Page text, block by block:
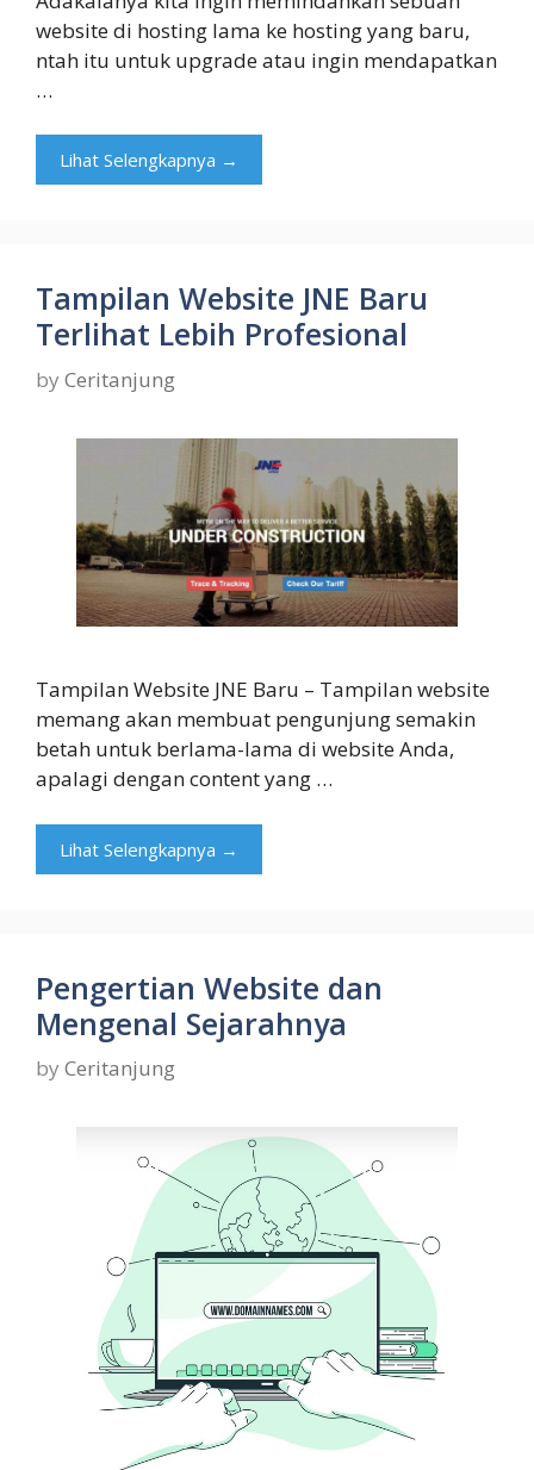
website di hosting lama ke hosting yang baru,
ntah itu untuk upgrade atau ingin mendapatkan
…
Lihat Selengkapnya →
Tampilan Website JNE Baru
Terlihat Lebih Profesional
by Ceritanjung
Tampilan Website JNE Baru – Tampilan website
memang akan membuat pengunjung semakin
betah untuk berlama-lama di website Anda,
apalagi dengan content yang …
Lihat Selengkapnya →
Pengertian Website dan
Mengenal Sejarahnya
by Ceritanjung